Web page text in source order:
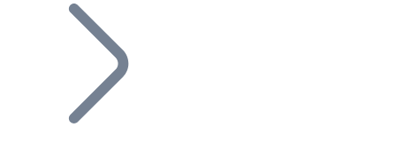
Ajoutez le token de votre projet à notre service